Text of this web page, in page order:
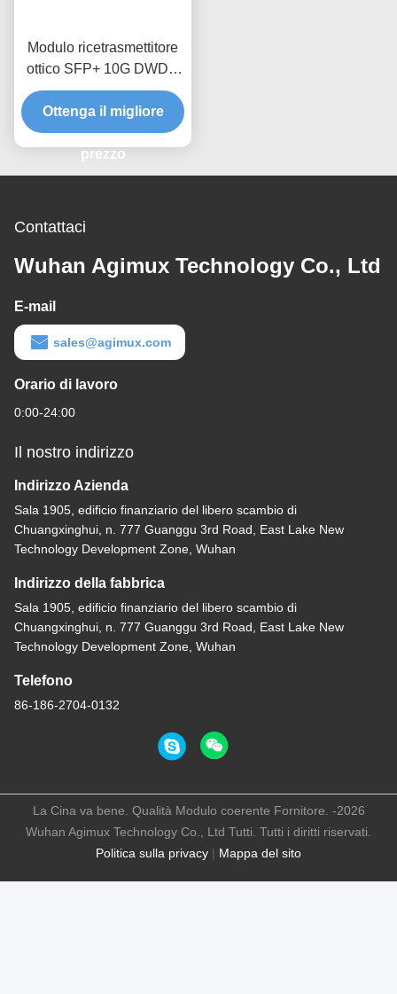
Modulo ricetrasmettitore
ottico SFP+ 10G DWDM
80Km CDR/NCDR
Ottenga il migliore
prezzo
Contattaci
Wuhan Agimux Technology Co., Ltd
E-mail
sales@agimux.com
Orario di lavoro
0:00-24:00
Il nostro indirizzo
Indirizzo Azienda
Sala 1905, edificio finanziario del libero scambio di
Chuangxinghui, n. 777 Guanggu 3rd Road, East Lake New
Technology Development Zone, Wuhan
Indirizzo della fabbrica
Sala 1905, edificio finanziario del libero scambio di
Chuangxinghui, n. 777 Guanggu 3rd Road, East Lake New
Technology Development Zone, Wuhan
Telefono
86-186-2704-0132
Politica sulla privacy | Mappa del sito
La Cina va bene. Qualità Modulo coerente Fornitore. -2026
Wuhan Agimux Technology Co., Ltd Tutti. Tutti i diritti riservati.